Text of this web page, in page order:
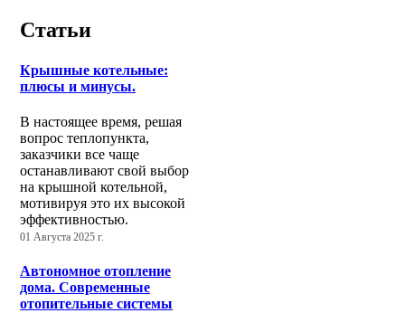
Статьи
Крышные котельные:
плюсы и минусы.
В настоящее время, решая
вопрос теплопункта,
заказчики все чаще
останавливают свой выбор
на крышной котельной,
мотивируя это их высокой
эффективностью.
01 Августа 2025 г.
Автономное отопление
дома. Современные
отопительные системы